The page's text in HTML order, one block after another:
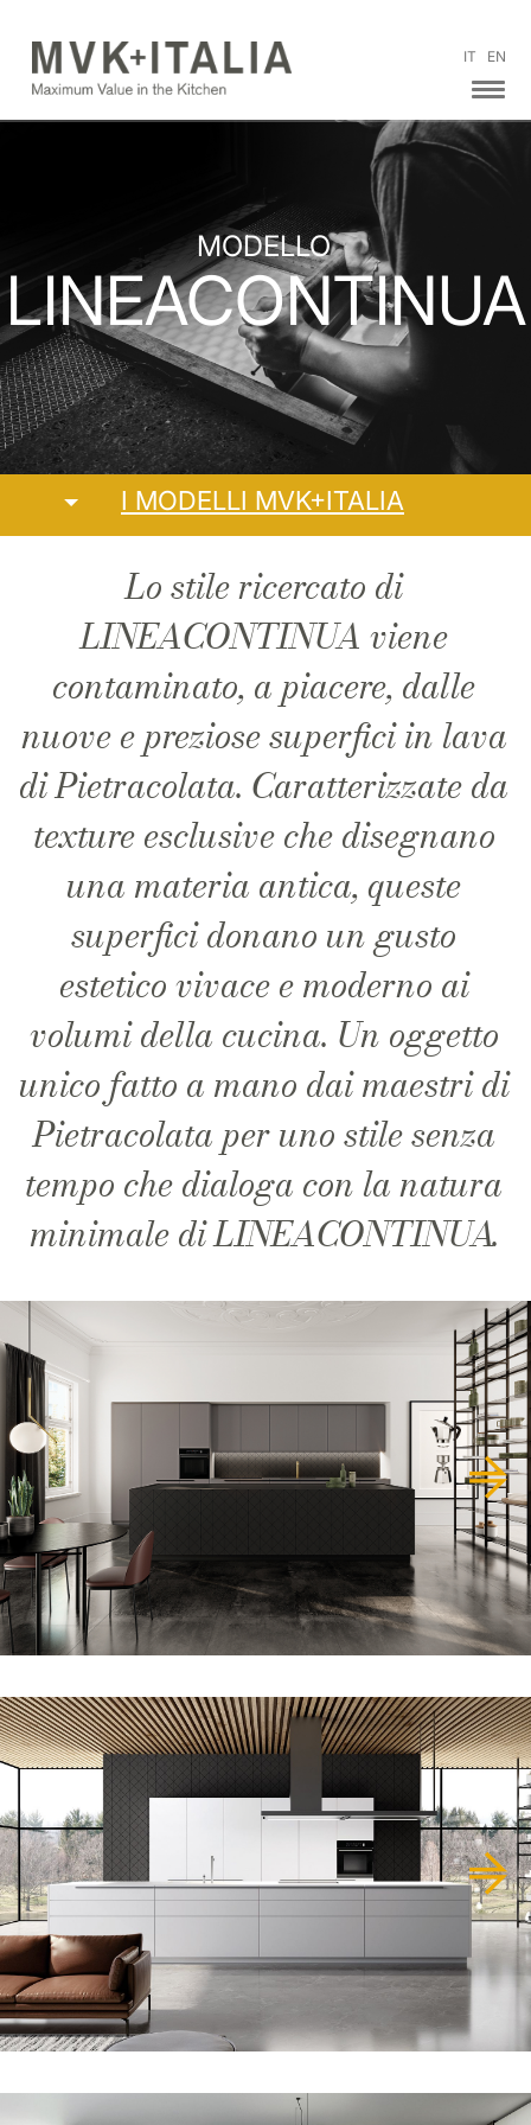
EN
IT
MODELLO
LINEACONTINUA
I MODELLI MVK+ITALIA
Lo stile ricercato di
LINEACONTINUA viene
contaminato, a piacere, dalle
nuove e preziose superfici in lava
di Pietracolata. Caratterizzate da
texture esclusive che disegnano
una materia antica, queste
superfici donano un gusto
estetico vivace e moderno ai
volumi della cucina. Un oggetto
unico fatto a mano dai maestri di
Pietracolata per uno stile senza
tempo che dialoga con la natura
minimale di LINEACONTINUA.